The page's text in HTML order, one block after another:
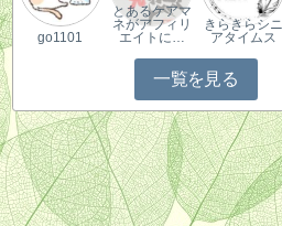
go1101
とあるケアマ
ネがアフィリ
エイトに…
きらきらシニ
アタイムス
一覧を見る